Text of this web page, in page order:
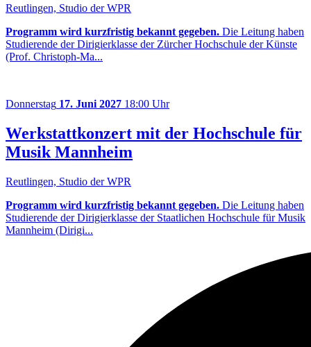
Reutlingen, Studio der WPR
Programm wird kurzfristig bekannt gegeben. Die Leitung haben
Studierende der Dirigierklasse der Zürcher Hochschule der Künste
(Prof. Christoph-Ma...
Donnerstag 17. Juni 2027 18:00 Uhr
Werkstattkonzert mit der Hochschule für
Musik Mannheim
Reutlingen, Studio der WPR
Programm wird kurzfristig bekannt gegeben. Die Leitung haben
Studierende der Dirigierklasse der Staatlichen Hochschule für Musik
Mannheim (Dirigi...